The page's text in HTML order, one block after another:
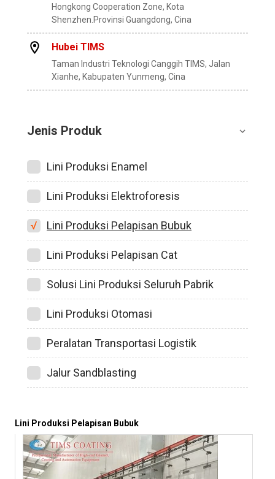
Hongkong Cooperation Zone, Kota
Shenzhen.Provinsi Guangdong, Cina
Hubei TIMS
Taman Industri Teknologi Canggih TIMS, Jalan
Xianhe, Kabupaten Yunmeng, Cina
Jenis Produk
Lini Produksi Enamel
Lini Produksi Elektroforesis
Lini Produksi Pelapisan Bubuk
Lini Produksi Pelapisan Cat
Solusi Lini Produksi Seluruh Pabrik
Lini Produksi Otomasi
Peralatan Transportasi Logistik
Jalur Sandblasting
Lini Produksi Pelapisan Bubuk